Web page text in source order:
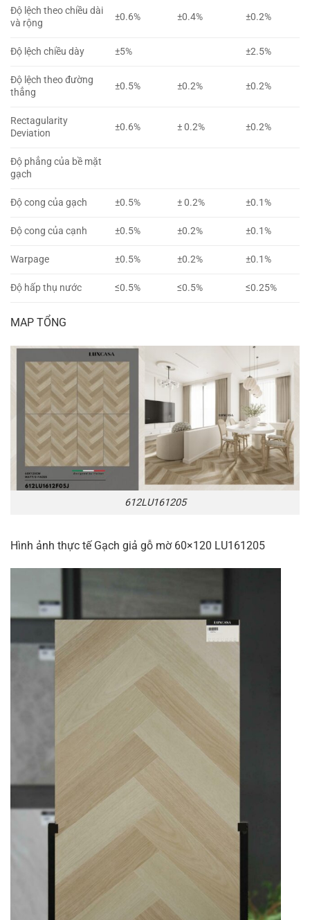
Độ lệch theo chiều dài
và rộng
±0.6% ±0.4% ±0.2%
Độ lệch chiều dày ±5% ±2.5%
Độ lệch theo đường
thẳng
±0.5% ±0.2% ±0.2%
Rectagularity
Deviation
±0.6% ± 0.2% ±0.2%
Độ phẳng của bề mặt
gạch
Độ cong của gạch ±0.5% ± 0.2% ±0.1%
Độ cong của cạnh ±0.5% ±0.2% ±0.1%
Warpage ±0.5% ±0.2% ±0.1%
Độ hấp thụ nước ≤0.5% ≤0.5% ≤0.25%
MAP TỔNG
612LU161205
Hình ảnh thực tế Gạch giả gỗ mờ 60×120 LU161205